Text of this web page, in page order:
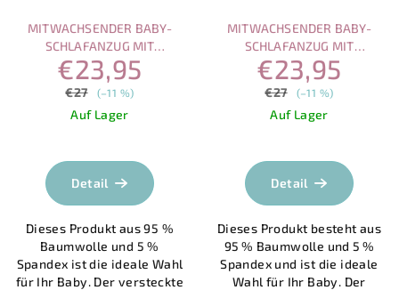
MITWACHSENDER BABY-
SCHLAFANZUG MIT
MAGNETVERSCHLUSS – REH-
UND WALDMUSTER
€23,95
€27 (–11 %)
Auf Lager
durchschnittliche
Produktbewertung
von
5
Sternen.
Detail
Dieses Produkt aus 95 %
Baumwolle und 5 %
Spandex ist die ideale Wahl
für Ihr Baby. Der versteckte
MITWACHSENDER BABY-
SCHLAFANZUG MIT
MAGNETVERSCHLUSS, ROSA
MIT WEISSEM BÄRCHEN UND H
ERZ
€23,95
€27 (–11 %)
Auf Lager
von
5
Sternen.
Detail
Dieses Produkt besteht aus
95 % Baumwolle und 5 %
Spandex und ist die ideale
Wahl für Ihr Baby. Der